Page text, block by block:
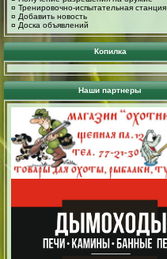
¤ Тренировочно-испытательная станция
¤ Добавить новость
¤ Доска объявлений
Копилка
Наши партнеры